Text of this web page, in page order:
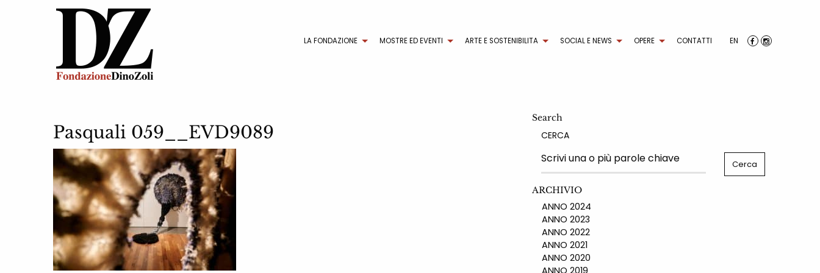
LA FONDAZIONE MOSTRE ED EVENTI ARTE E SOSTENIBILITA SOCIAL E NEWS OPERE CONTATTI EN
Pasquali 059__EVD9089
Search
CERCA
ARCHIVIO
ANNO 2024
ANNO 2023
ANNO 2022
ANNO 2021
ANNO 2020